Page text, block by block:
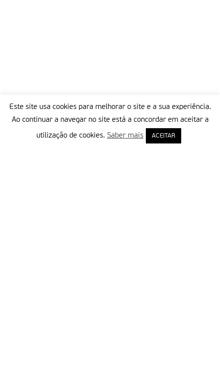
Este site usa cookies para melhorar o site e a sua experiência.
Ao continuar a navegar no site está a concordar em aceitar a
utilização de cookies. Saber mais ACEITAR